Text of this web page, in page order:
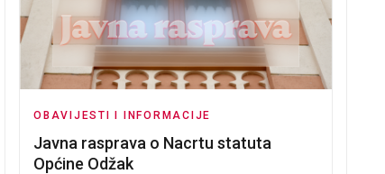
OBAVIJESTI I INFORMACIJE
Javna rasprava o Nacrtu statuta
Općine Odžak